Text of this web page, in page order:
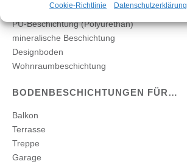
Cookie-Richtlinie Datenschutzerklärung
EP-Beschichtung (Epoxidharz)
PU-Beschichtung (Polyurethan)
mineralische Beschichtung
Designboden
Wohnraumbeschichtung
BODENBESCHICHTUNGEN FÜR…
Balkon
Terrasse
Treppe
Garage